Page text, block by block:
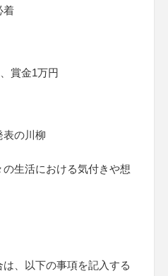
着
賞金1万円
表の川柳
生活における気付きや想
、以下の事項を記入する